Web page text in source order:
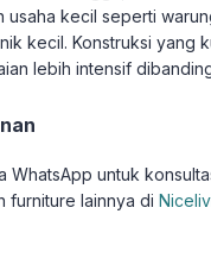
usaha kecil seperti
kecil. Konstruksi yang
lebih intensif
WhatsApp untuk
furniture lainnya di